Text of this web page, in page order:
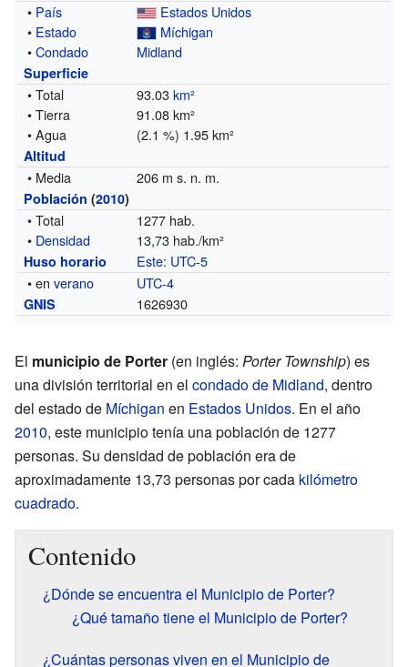
• País
Estados Unidos
• Estado
Míchigan
•Condado Midland
Superficie
• Total 93.03km²
• Tierra
91.08 km²
• Agua
(2.1 %) 1.95 km²
Altitud
• Media 206 m s. n. m.
Población (2010)
• Total
1277 hab.
• Densidad 13,73 hab./km²
Huso horario Este: UTC-5
• enverano UTC-4
GNIS 1626930
El municipio de Porter (en inglés: Porter Township) es
una división territorial en el condado de Midland, dentro
del estado de Míchigan en Estados Unidos. En el año
2010, este municipio tenía una población de 1277
personas. Su densidad de población era de
aproximadamente 13,73 personas por cada kilómetro
cuadrado.
Contenido
¿Dónde se encuentra el Municipio de Porter?
¿Qué tamaño tiene el Municipio de Porter?
¿Cuántas personas viven en el Municipio de